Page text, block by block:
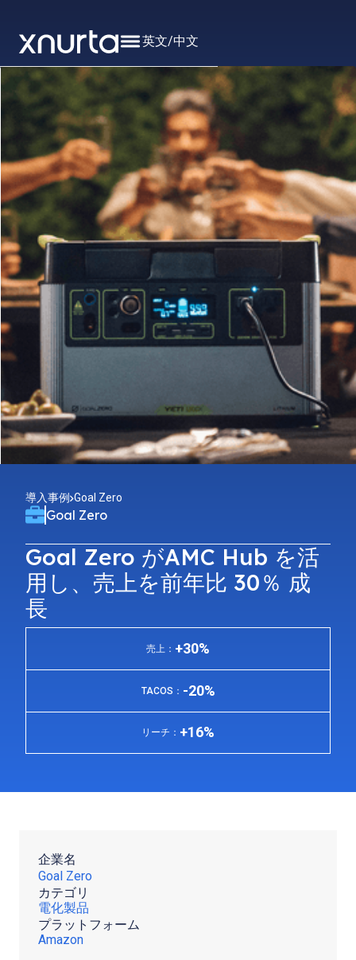
英文/中文
導入事例 Goal Zero
Goal Zero
Goal Zero がAMC Hub を活
用し、売上を前年比 30％ 成
長
売上： +30%
TACOS： -20%
リーチ： +16%
企業名
Goal Zero
カテゴリ
電化製品
プラットフォーム
Amazon